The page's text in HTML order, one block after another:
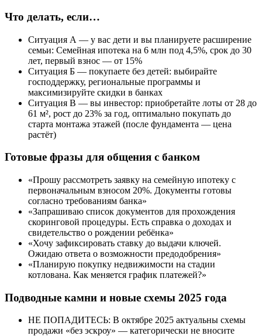
Что делать, если…
Ситуация А — у вас дети и вы планируете расширение
семьи: Семейная ипотека на 6 млн под 4,5%, срок до 30
лет, первый взнос — от 15%
Ситуация Б — покупаете без детей: выбирайте
господдержку, региональные программы и
максимизируйте скидки в банках
Ситуация В — вы инвестор: приобретайте лоты от 28 до
61 м², рост до 23% за год, оптимально покупать до
старта монтажа этажей (после фундамента — цена
растёт)
Готовые фразы для общения с банком
«Прошу рассмотреть заявку на семейную ипотеку с
первоначальным взносом 20%. Документы готовы
согласно требованиям банка»
«Запрашиваю список документов для прохождения
скоринговой процедуры. Есть справка о доходах и
свидетельство о рождении ребёнка»
«Хочу зафиксировать ставку до выдачи ключей.
Ожидаю ответа о возможности предодобрения»
«Планирую покупку недвижимости на стадии
котлована. Как меняется график платежей?»
Подводные камни и новые схемы 2025 года
НЕ ПОПАДИТЕСЬ: В октябре 2025 актуальны схемы
продажи «без эскроу» — категорически не вносите